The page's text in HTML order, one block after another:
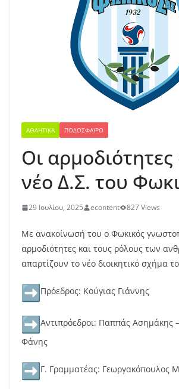
ΑΘΛΗΤΙΚΆ ΠΟΔΌΣΦΑΙΡΟ
Οι αρμοδιότητες
νέο Δ.Σ. του
29 Ιουλίου, 2025 econtent 827 Views
Με ανακοίνωσή του ο Φωκικός
αρμοδιότητες και τους ρόλους των
απαρτίζουν το νέο διοικητικό σχήμα
Πρόεδρος: Κούγιας Γιάννης
Αντιπρόεδροι: Παππάς Ασημάκης
Φάνης
Γ. Γραμματέας: Γεωργακόπουλος